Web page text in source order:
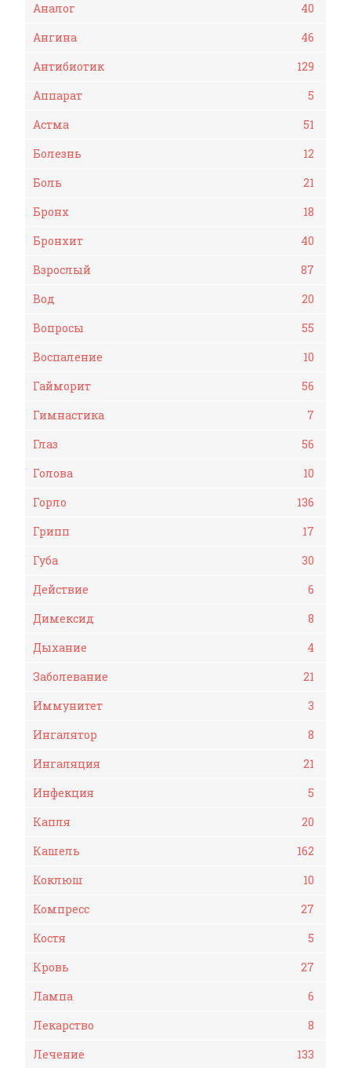
Аналог
40
Ангина
46
Антибиотик
129
Аппарат
5
Астма
51
Болезнь
12
Боль
21
Бронх
18
Бронхит
40
Взрослый
87
Вод
20
Вопросы
55
Воспаление
10
Гайморит
56
Гимнастика
7
Глаз
56
Голова
10
Горло
136
Грипп
17
Губа
30
Действие
6
Димексид
8
Дыхание
4
Заболевание
21
Иммунитет
3
Ингалятор
8
Ингаляция
21
Инфекция
5
Капля
20
Кашель
162
Коклюш
10
Компресс
27
Костя
5
Кровь
27
Лампа
6
Лекарство
8
Лечение
133